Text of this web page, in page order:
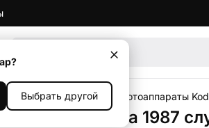
Выбрать другой
Фотоаппараты Фотоаппараты
Charmera 1987